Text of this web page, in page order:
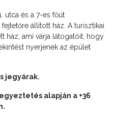
utca és a 7-es főút
állított ház. A turisztikai
ház, ami várja látogatóit, hogy
nyerjenek az épület
jegyárak.
alapján a +36